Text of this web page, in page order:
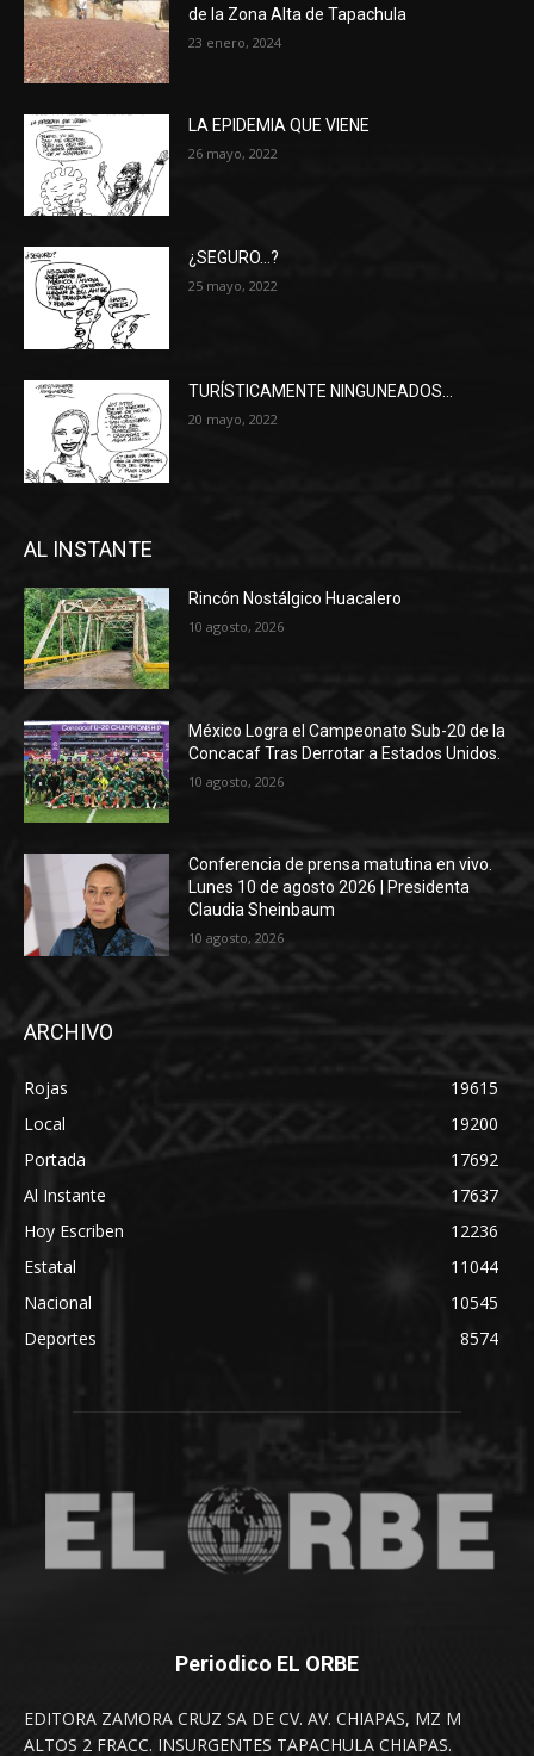
de la Zona Alta de Tapachula
23 enero, 2024
LA EPIDEMIA QUE VIENE
26 mayo, 2022
¿SEGURO…?
25 mayo, 2022
TURÍSTICAMENTE NINGUNEADOS…
20 mayo, 2022
AL INSTANTE
Rincón Nostálgico Huacalero
10 agosto, 2026
México Logra el Campeonato Sub-20 de la
Concacaf Tras Derrotar a Estados Unidos.
10 agosto, 2026
Conferencia de prensa matutina en vivo.
Lunes 10 de agosto 2026 | Presidenta
Claudia Sheinbaum
10 agosto, 2026
ARCHIVO
Rojas
19615
Local
19200
Portada
17692
Al Instante
17637
Hoy Escriben
12236
Estatal
11044
Nacional
10545
Deportes
8574
Periodico EL ORBE
EDITORA ZAMORA CRUZ SA DE CV. AV. CHIAPAS, MZ M
ALTOS 2 FRACC. INSURGENTES TAPACHULA CHIAPAS.